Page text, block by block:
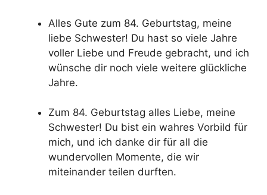
Alles Gute zum 84. Geburtstag, meine
liebe Schwester! Du hast so viele Jahre
voller Liebe und Freude gebracht, und ich
wünsche dir noch viele weitere glückliche
Jahre.
Zum 84. Geburtstag alles Liebe, meine
Schwester! Du bist ein wahres Vorbild für
mich, und ich danke dir für all die
wundervollen Momente, die wir
miteinander teilen durften.